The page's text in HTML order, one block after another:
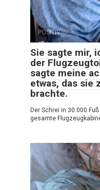
POSITIV
Sie sagte mir,
der
sagte meine
etwas, das sie
brachte.
Der Schrei in 30.000
gesamte